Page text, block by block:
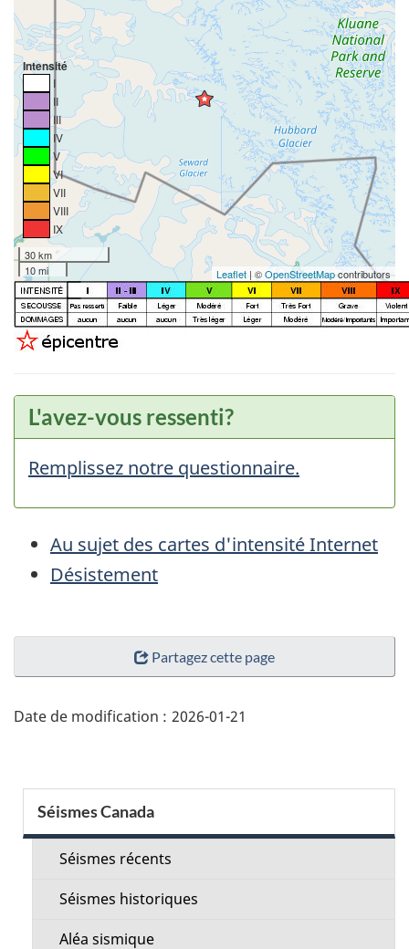
Intensité
I
II
III
IV
V
VI
VII
VIII
IX
30 km
10 mi
Leaflet | ©OpenStreetMapcontributors
L'avez-vous ressenti?
Remplissez notre questionnaire.
Au sujet des cartes d'intensité Internet
Désistement
"Détails
page"
Partagez cette page
Date de modification : 2026-01-21
Menu
de
Séismes Canada
Séismes récents
Séismes historiques
Aléa sismique